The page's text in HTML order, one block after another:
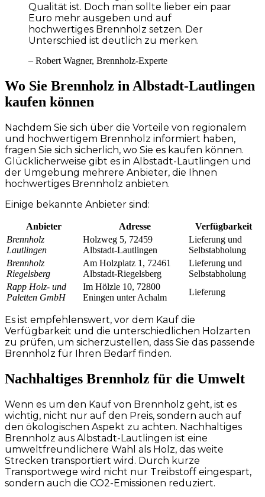
Qualität ist. Doch man sollte lieber ein paar
Euro mehr ausgeben und auf
hochwertiges Brennholz setzen. Der
Unterschied ist deutlich zu merken.
– Robert Wagner, Brennholz-Experte
Wo Sie Brennholz in Albstadt-Lautlingen
kaufen können
Nachdem Sie sich über die Vorteile von regionalem
und hochwertigem Brennholz informiert haben,
fragen Sie sich sicherlich, wo Sie es kaufen können.
Glücklicherweise gibt es in Albstadt-Lautlingen und
der Umgebung mehrere Anbieter, die Ihnen
hochwertiges Brennholz anbieten.
Einige bekannte Anbieter sind:
Anbieter Adresse
Verfügbarkeit
Brennholz
Lautlingen
Holzweg 5, 72459
Albstadt-Lautlingen
Lieferung und
Selbstabholung
Brennholz
Riegelsberg
Am Holzplatz 1, 72461
Albstadt-Riegelsberg
Lieferung und
Selbstabholung
Rapp Holz- und
Paletten GmbH
Im Hölzle 10, 72800
Eningen unter Achalm
Lieferung
Es ist empfehlenswert, vor dem Kauf die
Verfügbarkeit und die unterschiedlichen Holzarten
zu prüfen, um sicherzustellen, dass Sie das passende
Brennholz für Ihren Bedarf finden.
Nachhaltiges Brennholz für die Umwelt
Wenn es um den Kauf von Brennholz geht, ist es
wichtig, nicht nur auf den Preis, sondern auch auf
den ökologischen Aspekt zu achten. Nachhaltiges
Brennholz aus Albstadt-Lautlingen ist eine
umweltfreundlichere Wahl als Holz, das weite
Strecken transportiert wird. Durch kurze
Transportwege wird nicht nur Treibstoff eingespart,
sondern auch die CO2-Emissionen reduziert.